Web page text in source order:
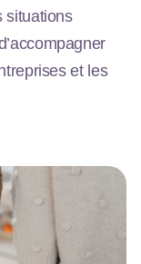
situations
et les